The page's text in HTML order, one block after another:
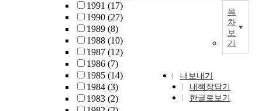
1991 (17)
1990 (27)
1989 (8)
1988 (10)
1987 (12)
1986 (7)
1985 (14)
1984 (3)
1983 (2)
목
차
보
기
내보내기
내책장담기
한글로보기